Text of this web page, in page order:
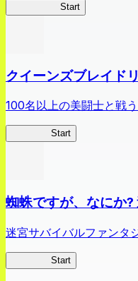
Start
クイーンズブレイド
100名以上の美闘士と戦
Start
蜘蛛ですが、なにか
迷宮サバイバルファンタ
Start